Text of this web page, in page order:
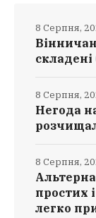
складені
8 Серпня,
Негода
8 Серпня,
простих
легко
8 Серпня,